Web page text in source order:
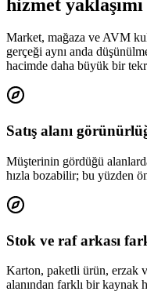
hizmet
Market, mağaza ve AVM
gerçeği aynı anda
hacimde daha büyük bir
Satış alanı
Müşterinin gördüğü
hızla bozabilir; bu yüzden
Stok ve raf arkası
Karton, paketli ürün, erzak
alanından farklı bir kaynak